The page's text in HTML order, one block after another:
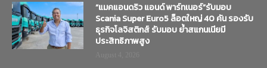
“แมคแอนดริว แอนด์ พาร์ทเนอร์”รับมอบ
Scania Super Euro5 ล็อตใหญ่ 40 คัน รองรับ
ธุรกิจโลจิสติกส์ รับมอบ ย้ำสแกนเนียมี
ประสิทธิภาพสูง